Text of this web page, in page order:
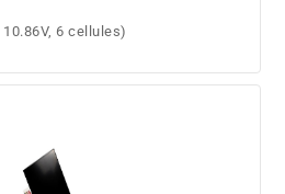
10.86V, 6 cellules)